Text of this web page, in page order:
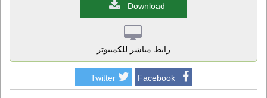
Download
رابط مباشر للكمبيوتر
Facebook
Twitter